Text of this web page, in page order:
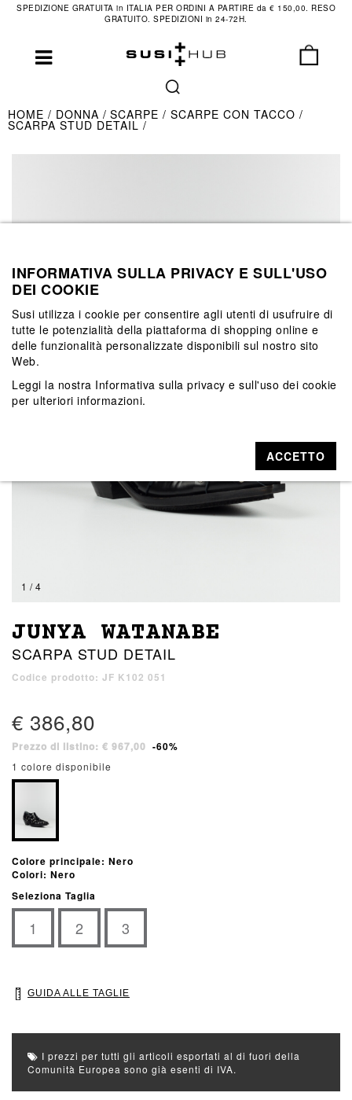
SPEDIZIONE GRATUITA in ITALIA PER ORDINI A PARTIRE da € 150,00. RESO
GRATUITO. SPEDIZIONI in 24-72H.
HOME DONNA SCARPE SCARPE CON TACCO
SCARPA STUD DETAIL
1 / 4
JUNYA WATANABE
SCARPA STUD DETAIL
Codice prodotto: JF K102 051
€ 386,80
Prezzo di listino: € 967,00 -60%
1 colore disponibile
Colore principale: Nero
Colori: Nero
Seleziona Taglia
1 2 3
GUIDA ALLE TAGLIE
I prezzi per tutti gli articoli esportati al di fuori della
Comunità Europea sono già esenti di IVA.
INFORMATIVA SULLA PRIVACY E SULL'USO
DEI COOKIE
Susi utilizza i cookie per consentire agli utenti di usufruire di
tutte le potenzialità della piattaforma di shopping online e
delle funzionalità personalizzate disponibili sul nostro sito
Web.
Leggi la nostra Informativa sulla privacy e sull'uso dei cookie
per ulteriori informazioni.
ACCETTO